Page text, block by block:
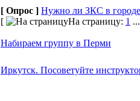
[ Опрос ] Нужно ли ЗКС в
[
На страницу: 1
Набираем группу в Перми
Иркутск. Посоветуйте